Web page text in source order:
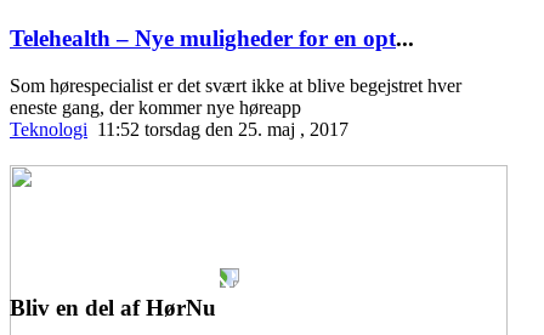
Telehealth – Nye muligheder for en opt...
Som hørespecialist er det svært ikke at blive begejstret hver
eneste gang, der kommer nye høreapp
Teknologi 11:52 torsdag den 25. maj , 2017
Bliv en del af HørNu